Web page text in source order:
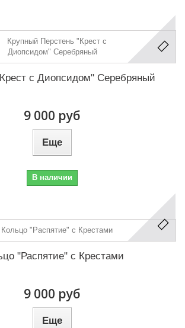
с Диопсидом" Серебряный
9 000 руб
Еще
В наличии
"Распятие" с Крестами
9 000 руб
Еще